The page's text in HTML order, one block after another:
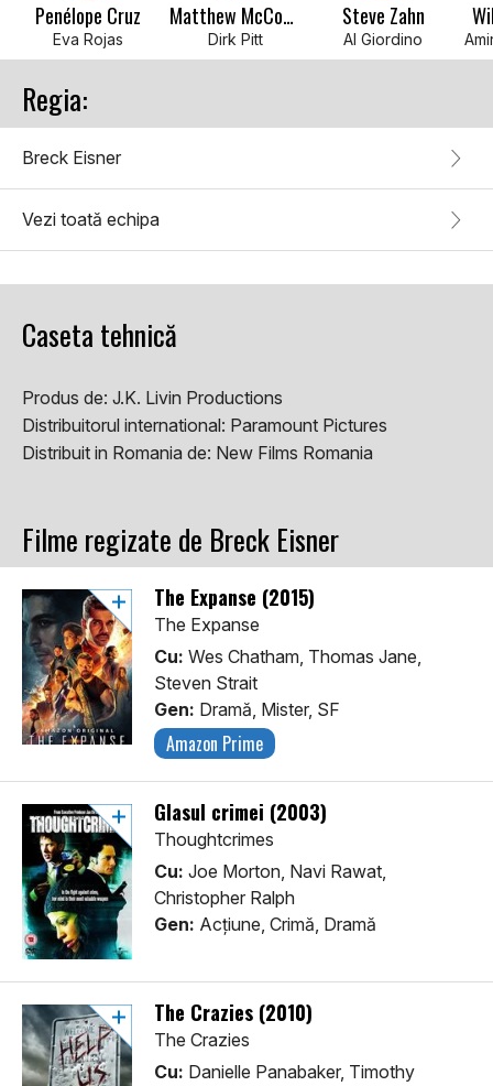
Penélope Cruz
Eva Rojas
Matthew McConaughey
Dirk Pitt
Steve Zahn
Al Giordino
Regia:
Breck Eisner
Vezi toată echipa
Caseta tehnică
Produs de: J.K. Livin Productions
Distribuitorul international: Paramount Pictures
Distribuit in Romania de: New Films Romania
Filme regizate de Breck Eisner
The Expanse (2015)
The Expanse
Cu: Wes Chatham, Thomas Jane,
Steven Strait
Gen: Dramă, Mister, SF
Amazon Prime
Glasul crimei (2003)
Thoughtcrimes
Cu: Joe Morton, Navi Rawat,
Christopher Ralph
Gen: Acţiune, Crimă, Dramă
The Crazies (2010)
The Crazies
Cu: Danielle Panabaker, Timothy